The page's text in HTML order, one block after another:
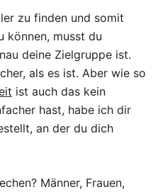
zu finden und somit
können, musst du
deine Zielgruppe ist.
als es ist. Aber wie so
ist auch das kein
hast, habe ich dir
an der du dich
Männer, Frauen,